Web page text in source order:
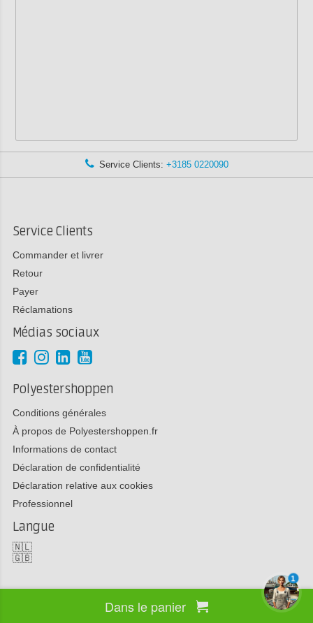
Dans le panier
Service Clients: +3185 0220090
Service Clients
Commander et livrer
Retour
Payer
Réclamations
Médias sociaux
Polyestershoppen
Conditions générales
À propos de Polyestershoppen.fr
Informations de contact
Déclaration de confidentialité
Déclaration relative aux cookies
Professionnel
Langue
🇳🇱
🇬🇧
Copyright 2026 Polyestershoppen bv
1